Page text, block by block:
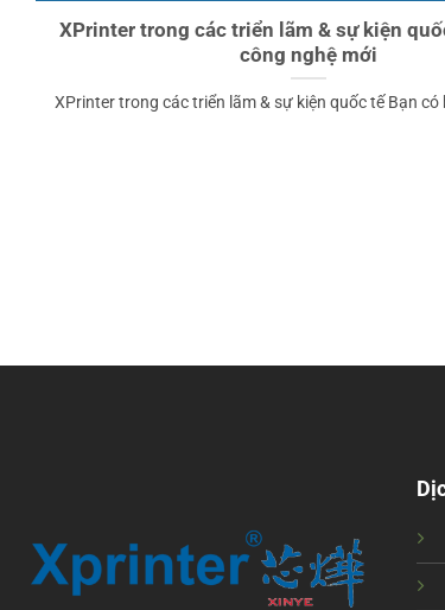
XPrinter trong các triển lãm & sự kiện
công nghệ mới
XPrinter trong các triển lãm & sự kiện quốc tế Bạn có